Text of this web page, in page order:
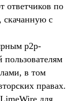
ответчиков по
скачанную с
p2p-
в том
правах.
для